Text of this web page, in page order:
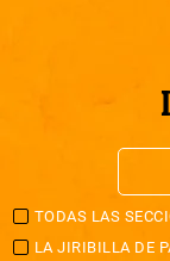
TODAS LAS
LA JIRIBILLA DE